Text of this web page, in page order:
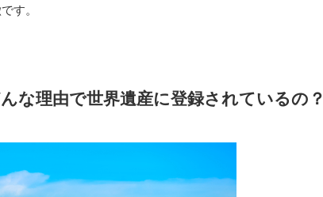
す。
な理由で世界遺産に登録されているの？